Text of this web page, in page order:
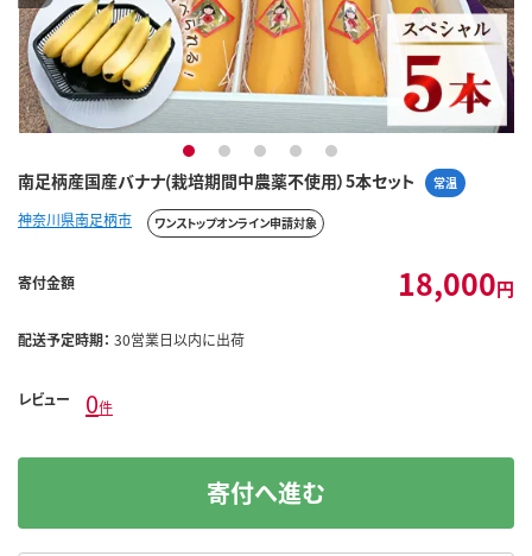
南足柄産国産バナナ(栽培期間中農薬不使用）5本セット 常温
1 2 3 4 5
神奈川県南足柄市 ワンストップオンライン申請対象
寄付金額 18,000円
配送予定時期： 30営業日以内に出荷
レビュー 0件
寄付へ進む